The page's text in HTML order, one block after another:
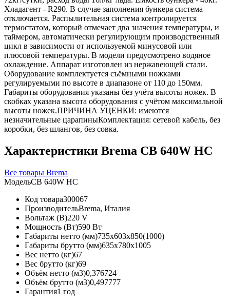
Хладагент - R290. В случае заполнения бункера система
отключается. Распылительная система контролируется
термостатом, который отмечает два значения температуры, и
таймером, автоматически регулирующим производственный
цикл в зависимости от используемой минусовой или
плюсовой температуры. В модели предусмотрено водяное
охлаждение. Аппарат изготовлен из нержавеющей стали.
Оборудование комплектуется съёмными ножками
регулируемыми по высоте в диапазоне от 110 до 150мм.
Габариты оборудования указаны без учёта высоты ножек. В
скобках указана высота оборудования с учётом максимальной
высоты ножек.ПРИЧИНА УЦЕНКИ: имеются
незначительные царапиныКомплектация: сетевой кабель, без
коробки, без шлангов, без совка.
Характеристики Brema CB 640W HC
Все товары Brema
МодельCB 640W HC
Код товара300067
ПроизводительBrema, Италия
Вольтаж (В)220 V
Мощность (Вт)590 Вт
Габариты нетто (мм)735x603x850(1000)
Габариты брутто (мм)635x780x1005
Вес нетто (кг)67
Вес брутто (кг)69
Объём нетто (м3)0,376724
Объём брутто (м3)0,497777
Гарантия1 год